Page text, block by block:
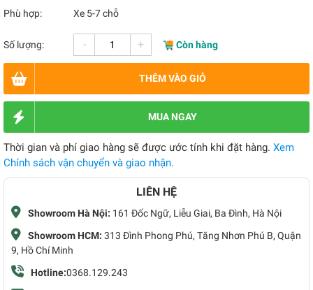
Phù hợp:
Xe 5-7 chỗ
Số lượng: - + Còn hàng
THÊM VÀO GIỎ
MUA NGAY
Thời gian và phí giao hàng sẽ được ước tính khi đặt hàng. Xem
Chính sách vận chuyển và giao nhận.
LIÊN HỆ
Showroom Hà Nội: 161 Đốc Ngữ, Liễu Giai, Ba Đình, Hà Nội
Showroom HCM: 313 Đình Phong Phú, Tăng Nhơn Phú B, Quận
9, Hồ Chí Minh
Hotline:0368.129.243